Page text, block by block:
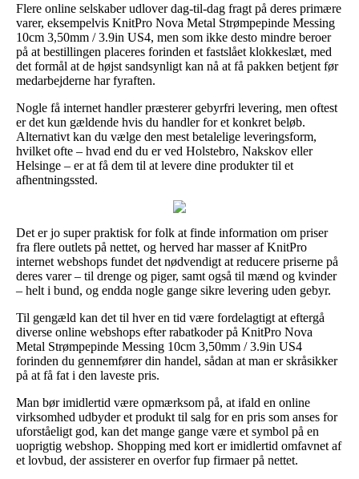
Flere online selskaber udlover dag-til-dag fragt på deres primære
varer, eksempelvis KnitPro Nova Metal Strømpepinde Messing
10cm 3,50mm / 3.9in US4, men som ikke desto mindre beroer
på at bestillingen placeres forinden et fastslået klokkeslæt, med
det formål at de højst sandsynligt kan nå at få pakken betjent før
medarbejderne har fyraften.
Nogle få internet handler præsterer gebyrfri levering, men oftest
er det kun gældende hvis du handler for et konkret beløb.
Alternativt kan du vælge den mest betalelige leveringsform,
hvilket ofte – hvad end du er ved Holstebro, Nakskov eller
Helsinge – er at få dem til at levere dine produkter til et
afhentningssted.
Det er jo super praktisk for folk at finde information om priser
fra flere outlets på nettet, og herved har masser af KnitPro
internet webshops fundet det nødvendigt at reducere priserne på
deres varer – til drenge og piger, samt også til mænd og kvinder
– helt i bund, og endda nogle gange sikre levering uden gebyr.
Til gengæld kan det til hver en tid være fordelagtigt at eftergå
diverse online webshops efter rabatkoder på KnitPro Nova
Metal Strømpepinde Messing 10cm 3,50mm / 3.9in US4
forinden du gennemfører din handel, sådan at man er skråsikker
på at få fat i den laveste pris.
Man bør imidlertid være opmærksom på, at ifald en online
virksomhed udbyder et produkt til salg for en pris som anses for
uforståeligt god, kan det mange gange være et symbol på en
uoprigtig webshop. Shopping med kort er imidlertid omfavnet af
et lovbud, der assisterer en overfor fup firmaer på nettet.